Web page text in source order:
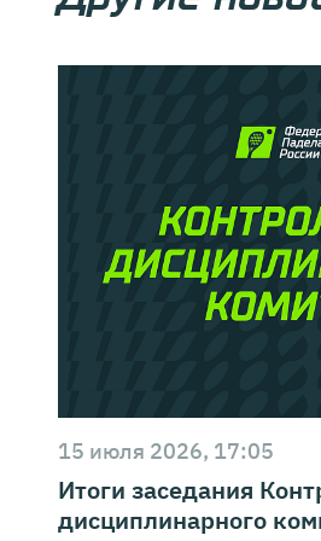
15 июля 2026, 17:05
Итоги заседания
дисциплинарного